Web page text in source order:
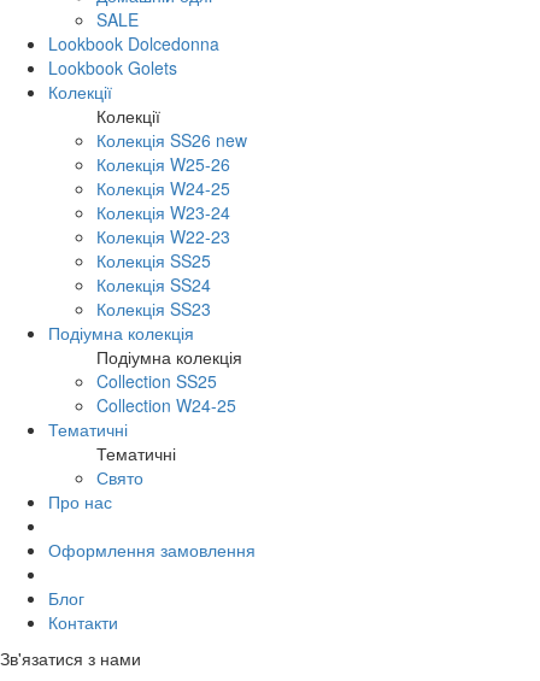
SALE
Lookbook Dolcedonna
Lookbook Golets
Колекції
Колекції
Колекція SS26 new
Колекція W25-26
Колекція W24-25
Колекція W23-24
Колекція W22-23
Колекція SS25
Колекція SS24
Колекція SS23
Подіумна колекція
Подіумна колекція
Collection SS25
Collection W24-25
Тематичні
Тематичні
Свято
Про нас
Оформлення замовлення
Блог
Контакти
Зв'язатися з нами